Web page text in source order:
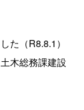
た（R8.8.1）
土木総務課建設